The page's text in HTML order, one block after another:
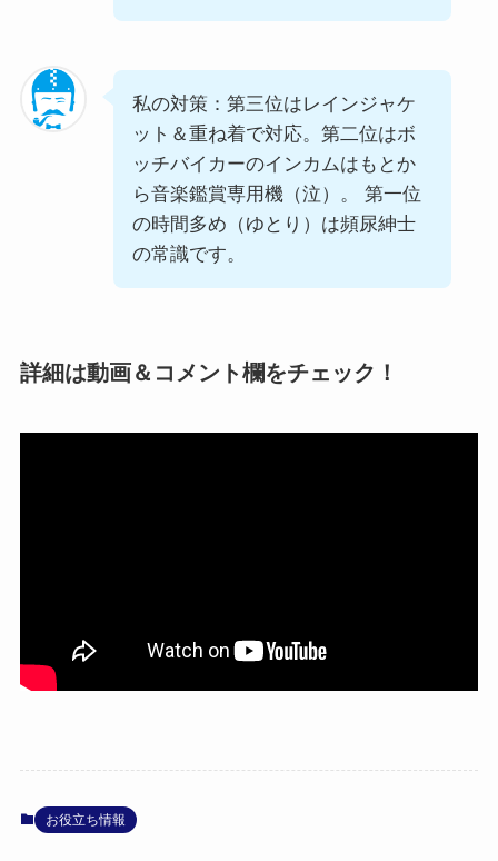
私の対策：第三位はレインジャケ
ット＆重ね着で対応。第二位はボ
ッチバイカーのインカムはもとか
ら音楽鑑賞専用機（泣）。 第一位
の時間多め（ゆとり）は頻尿紳士
の常識です。
詳細は動画＆コメント欄をチェック！
お役立ち情報